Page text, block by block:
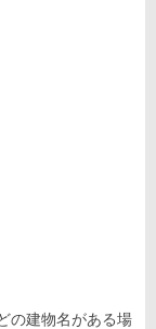
の建物名がある場